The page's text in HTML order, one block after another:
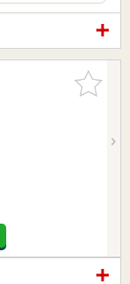
お気に入
りに追加